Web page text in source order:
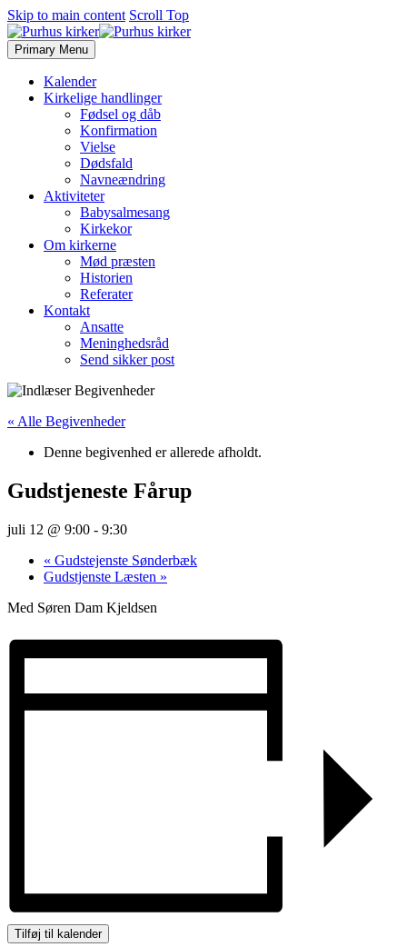
Skip to main content Scroll Top
Primary Menu
Kalender
Kirkelige handlinger
Fødsel og dåb
Konfirmation
Vielse
Dødsfald
Navneændring
Aktiviteter
Babysalmesang
Kirkekor
Om kirkerne
Mød præsten
Historien
Referater
Kontakt
Ansatte
Meninghedsråd
Send sikker post
« Alle Begivenheder
Denne begivenhed er allerede afholdt.
Gudstjeneste Fårup
juli 12 @ 9:00 - 9:30
« Gudstejenste Sønderbæk
Gudstjenste Læsten »
Med Søren Dam Kjeldsen
Tilføj til kalender